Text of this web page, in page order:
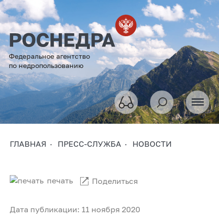
Федеральное агентство
по недропользованию
ГЛАВНАЯ ПРЕСС-СЛУЖБА НОВОСТИ
Дата публикации: 11 ноября 2020
печать Поделиться